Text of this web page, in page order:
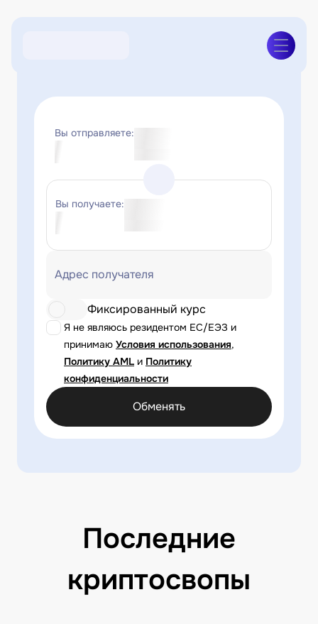
Вы отправляете:
Вы получаете:
Адрес получателя
Я не являюсь резидентом ЕС/ЕЭЗ и
принимаю Условия использования,
Политику AML и Политику
конфиденциальности
Фиксированный курс
Обменять
Последние
криптосвопы